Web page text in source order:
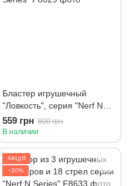
Бластер игрушечный
"Ловкость", серия "Nerf N
Series"
559 грн 800 грн
В наличии
АКЦІЯ
−30%